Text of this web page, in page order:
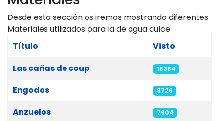
Desde esta sección os iremos mostrando diferentes
Materiales utilizados para la de agua dulce
Tabla de artículos
Título
Visto
Las cañas de coup
15364
Engodos 8726
Anzuelos 7904